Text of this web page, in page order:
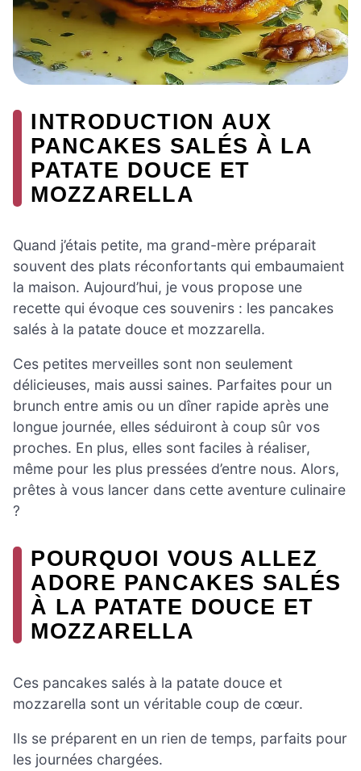
INTRODUCTION AUX
PANCAKES SALÉS À LA
PATATE DOUCE ET
MOZZARELLA
Quand j’étais petite, ma grand-mère préparait
souvent des plats réconfortants qui embaumaient
la maison. Aujourd’hui, je vous propose une
recette qui évoque ces souvenirs : les pancakes
salés à la patate douce et mozzarella.
Ces petites merveilles sont non seulement
délicieuses, mais aussi saines. Parfaites pour un
brunch entre amis ou un dîner rapide après une
longue journée, elles séduiront à coup sûr vos
proches. En plus, elles sont faciles à réaliser,
même pour les plus pressées d’entre nous. Alors,
prêtes à vous lancer dans cette aventure culinaire
?
POURQUOI VOUS ALLEZ
ADORE PANCAKES SALÉS
À LA PATATE DOUCE ET
MOZZARELLA
Ces pancakes salés à la patate douce et
mozzarella sont un véritable coup de cœur.
Ils se préparent en un rien de temps, parfaits pour
les journées chargées.